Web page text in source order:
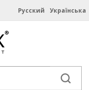
Русский Українська